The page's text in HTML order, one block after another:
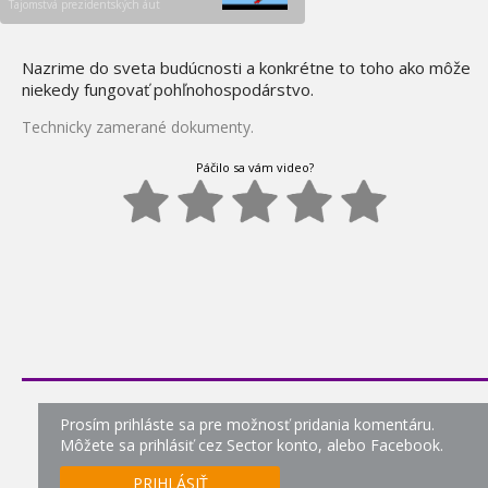
0:00
katastrofou - Hindenburg
144.
Sekundy pred
katastrofou - Explózia
0:00
Dobrodružstvá vedy a
0:00
148.
Dobrodružstvá vedy a
Nanotechnológie
149.
Tajomstvá prezidentských áut
Nazrime do sveta budúcnosti a konkrétne to toho ako môže
niekedy fungovať pohľnohospodárstvo.
Technicky zamerané dokumenty.
Páčilo sa vám video?
Prosím prihláste sa pre možnosť pridania komentáru.
Môžete sa prihlásiť cez Sector konto, alebo Facebook.
PRIHLÁSIŤ